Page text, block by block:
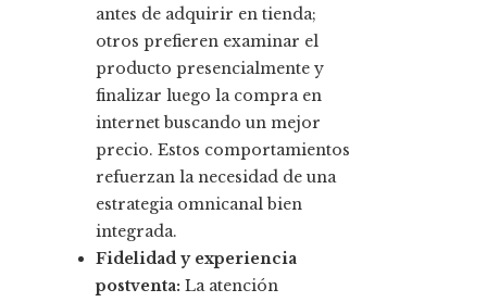
antes de adquirir en tienda;
otros prefieren examinar el
producto presencialmente y
finalizar luego la compra en
internet buscando un mejor
precio. Estos comportamientos
refuerzan la necesidad de una
estrategia omnicanal bien
integrada.
Fidelidad y experiencia
postventa: La atención